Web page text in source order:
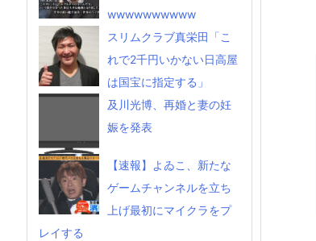
wwwwwwwwww
スリムクラブ真栄田「こ
れで2千円いかない日高屋
は国宝に指定する」
及川光博、再婚と妻の妊
娠を発表
【速報】よゐこ、新たな
ゲームチャンネルを立ち
上げ最初にマイクラをプ
レイする